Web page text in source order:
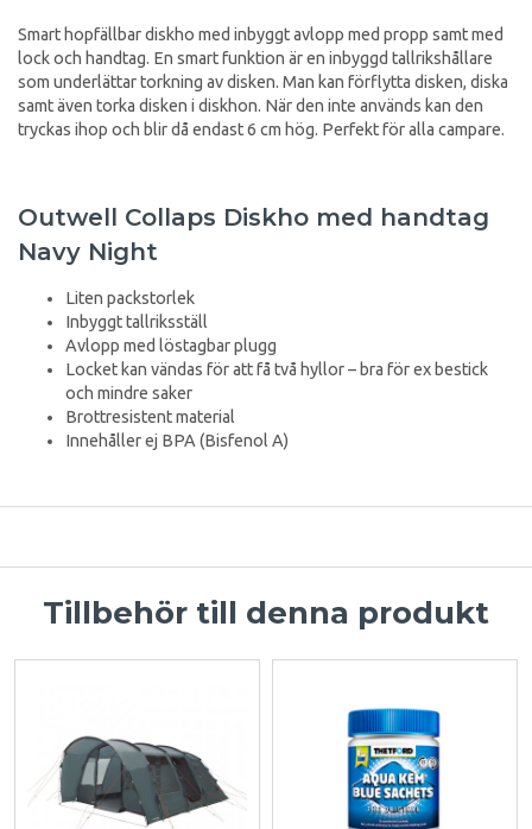
Smart hopfällbar diskho med inbyggt avlopp med propp samt med
lock och handtag. En smart funktion är en inbyggd tallrikshållare
som underlättar torkning av disken. Man kan förflytta disken, diska
samt även torka disken i diskhon. När den inte används kan den
tryckas ihop och blir då endast 6 cm hög. Perfekt för alla campare.
Outwell Collaps Diskho med handtag
Navy Night
Liten packstorlek
Inbyggt tallriksställ
Avlopp med löstagbar plugg
Locket kan vändas för att få två hyllor – bra för ex bestick
och mindre saker
Brottresistent material
Innehåller ej BPA (Bisfenol A)
Tillbehör till denna produkt